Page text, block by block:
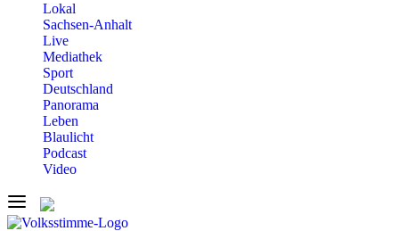
Lokal
Sachsen-Anhalt
Live
Mediathek
Sport
Deutschland
Panorama
Leben
Blaulicht
Podcast
Video